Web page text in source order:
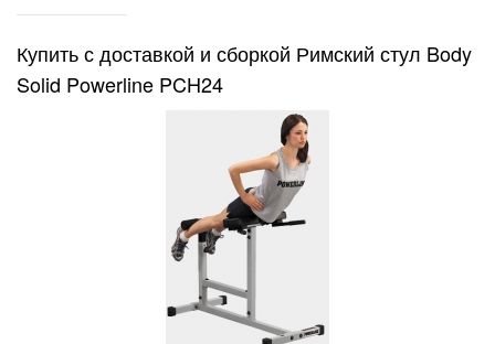
Купить с доставкой и сборкой Римский стул Body
Solid Powerline PCH24